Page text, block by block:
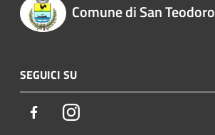
Comune di San Teodoro
SEGUICI SU
FacebookInstagram